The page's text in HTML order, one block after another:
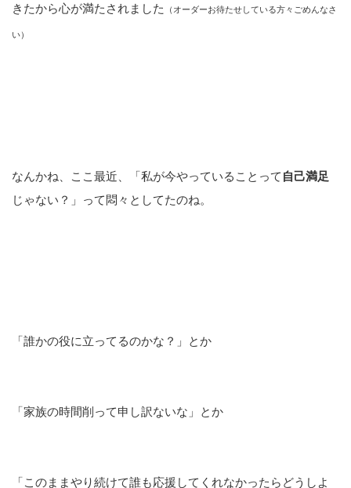
きたから心が満たされました
（オーダーお待たせしている方々ごめんなさ
い）
なんかね、ここ最近、「私が今やっていることって 自己満足
じゃない？」って悶々としてたのね。
「誰かの役に立ってるのかな？」とか
「家族の時間削って申し訳ないな」とか
「このままやり続けて誰も応援してくれなかったらどうしよ